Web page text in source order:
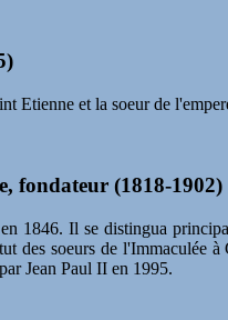
Etienne et la soeur de
fondateur (1818-1902)
1846. Il se distingua
des soeurs de l'Immaculée
Jean Paul II en 1995.